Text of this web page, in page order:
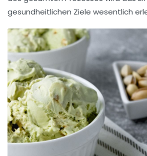
gesundheitlichen Ziele wesentlich